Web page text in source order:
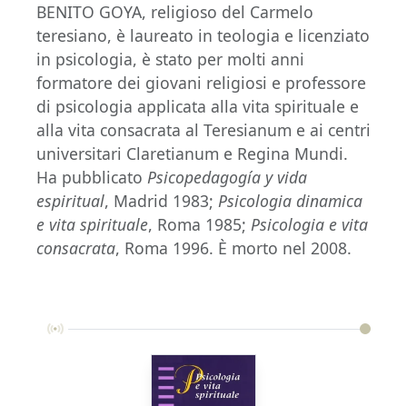
BENITO GOYA, religioso del Carmelo
teresiano, è laureato in teologia e licenziato
in psicologia, è stato per molti anni
formatore dei giovani religiosi e professore
di psicologia applicata alla vita spirituale e
alla vita consacrata al Teresianum e ai centri
universitari Claretianum e Regina Mundi.
Ha pubblicato Psicopedagogía y vida
espiritual, Madrid 1983; Psicologia dinamica
e vita spirituale, Roma 1985; Psicologia e vita
consacrata, Roma 1996. È morto nel 2008.